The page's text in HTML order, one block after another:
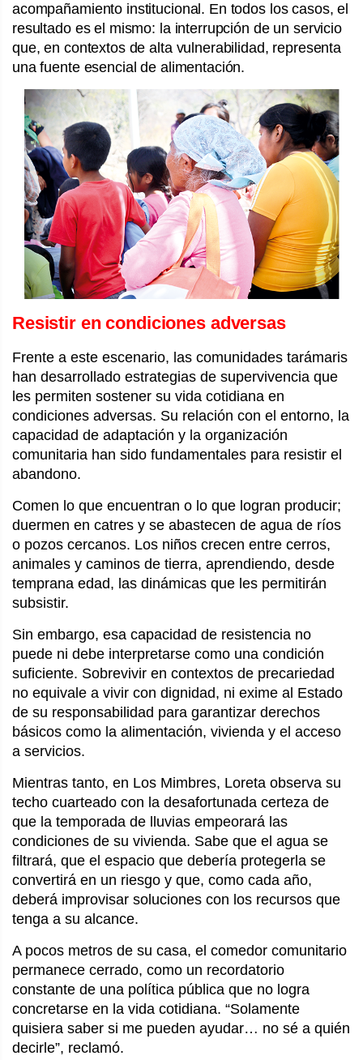
acompañamiento institucional. En todos los casos, el
resultado es el mismo: la interrupción de un servicio
que, en contextos de alta vulnerabilidad, representa
una fuente esencial de alimentación.
Resistir en condiciones adversas
Frente a este escenario, las comunidades tarámaris
han desarrollado estrategias de supervivencia que
les permiten sostener su vida cotidiana en
condiciones adversas. Su relación con el entorno, la
capacidad de adaptación y la organización
comunitaria han sido fundamentales para resistir el
abandono.
Comen lo que encuentran o lo que logran producir;
duermen en catres y se abastecen de agua de ríos
o pozos cercanos. Los niños crecen entre cerros,
animales y caminos de tierra, aprendiendo, desde
temprana edad, las dinámicas que les permitirán
subsistir.
Sin embargo, esa capacidad de resistencia no
puede ni debe interpretarse como una condición
suficiente. Sobrevivir en contextos de precariedad
no equivale a vivir con dignidad, ni exime al Estado
de su responsabilidad para garantizar derechos
básicos como la alimentación, vivienda y el acceso
a servicios.
Mientras tanto, en Los Mimbres, Loreta observa su
techo cuarteado con la desafortunada certeza de
que la temporada de lluvias empeorará las
condiciones de su vivienda. Sabe que el agua se
filtrará, que el espacio que debería protegerla se
convertirá en un riesgo y que, como cada año,
deberá improvisar soluciones con los recursos que
tenga a su alcance.
A pocos metros de su casa, el comedor comunitario
permanece cerrado, como un recordatorio
constante de una política pública que no logra
concretarse en la vida cotidiana. “Solamente
quisiera saber si me pueden ayudar… no sé a quién
decirle”, reclamó.